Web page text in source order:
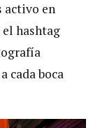
activo en
hashtag
cada boca